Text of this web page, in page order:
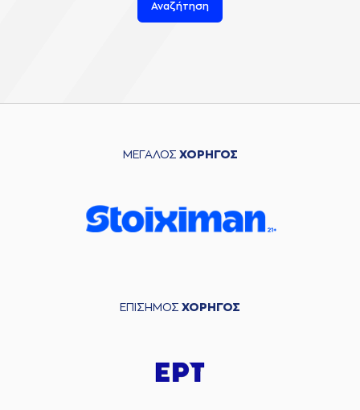
Αναζήτηση
ΜΕΓΑΛΟΣ ΧΟΡΗΓΟΣ
ΕΠΙΣΗΜΟΣ ΧΟΡΗΓΟΣ